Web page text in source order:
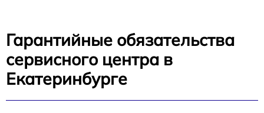
Гарантийные обязательства
сервисного центра в
Екатеринбурге